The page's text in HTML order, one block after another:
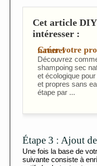
Cet article
intéresser :
Créer votre propre shampoing sec naturel
Découvrez
shampoing sec
et écologique
et propres sans
étape par ...
Étape 3 : Ajout
Une fois la base de
suivante consiste à